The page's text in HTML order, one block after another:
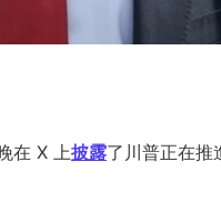
在 X 上披露了川普正在推